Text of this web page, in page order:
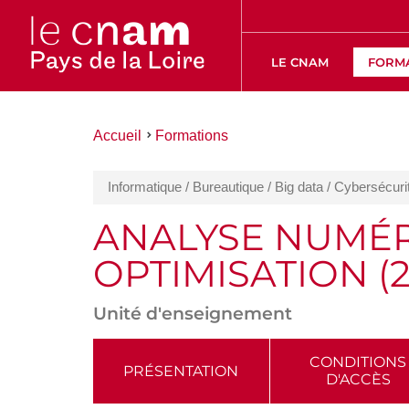
LE CNAM
Vous
Accueil Formations
Informatique / Bureautique / Big data /
ANALYSE
OPTIMISATION
Unité d'enseignement
ACCÉDER
PRÉSENTATION
CONDITIONS
D'ACCÈS